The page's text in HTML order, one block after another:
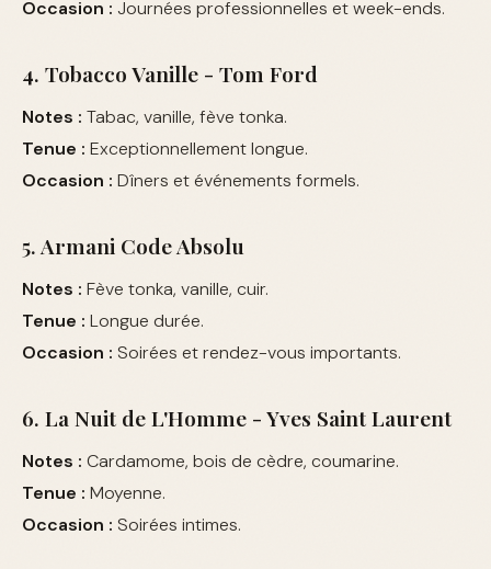
Occasion : Journées professionnelles et week-ends.
4. Tobacco Vanille - Tom Ford
Notes : Tabac, vanille, fève tonka.
Tenue : Exceptionnellement longue.
Occasion : Dîners et événements formels.
5. Armani Code Absolu
Notes : Fève tonka, vanille, cuir.
Tenue : Longue durée.
Occasion : Soirées et rendez-vous importants.
6. La Nuit de L'Homme - Yves Saint Laurent
Notes : Cardamome, bois de cèdre, coumarine.
Tenue : Moyenne.
Occasion : Soirées intimes.